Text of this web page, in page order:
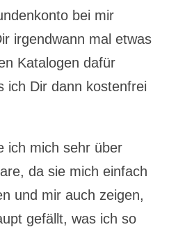
bei mir
irgendwann mal etwas
Katalogen dafür
ich Dir dann kostenfrei
ich mich sehr über
da sie mich einfach
und mir auch zeigen,
gefällt, was ich so